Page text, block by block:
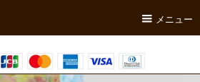
メニュー